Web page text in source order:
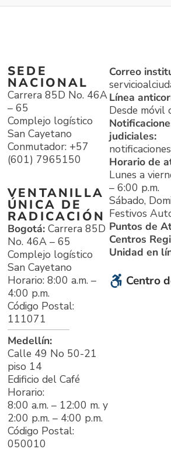
SEDE
NACIONAL
Carrera 85D No. 46A
– 65
Complejo logístico
San Cayetano
Conmutador: +57
(601) 7965150
VENTANILLA
ÚNICA DE
RADICACIÓN
Bogotá: Carrera 85D
No. 46A – 65
Complejo logístico
San Cayetano
Horario: 8:00 a.m. –
4:00 p.m.
Código Postal:
111071
Medellín:
Calle 49 No 50-21
piso 14
Edificio del Café
Horario:
8:00 a.m. – 12:00 m. y
2:00 p.m. – 4:00 p.m.
Código Postal:
050010
Correo
Línea
Desde móvil
judiciales:
Horario de
Lunes a
– 6:00 p.m.
Sábado,
Festivos
Puntos de
Centros
Unidad en
Centro